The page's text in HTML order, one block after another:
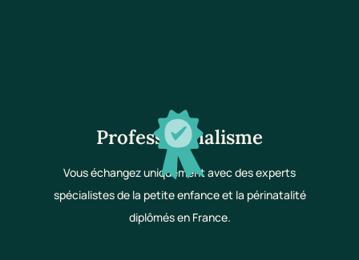
Professionnalisme
Vous échangez uniquement avec des experts
spécialistes de la petite enfance et la périnatalité
diplômés en France.